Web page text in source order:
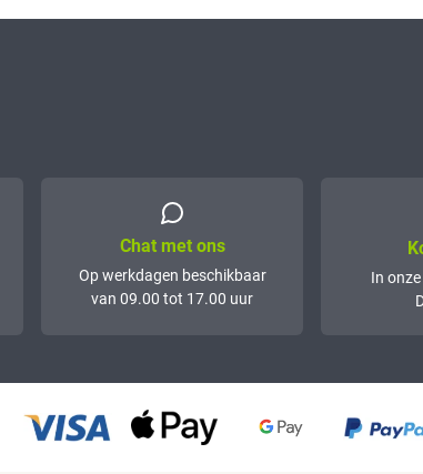
Chat met ons
Op werkdagen beschikbaar
van 09.00 tot 17.00 uur
In